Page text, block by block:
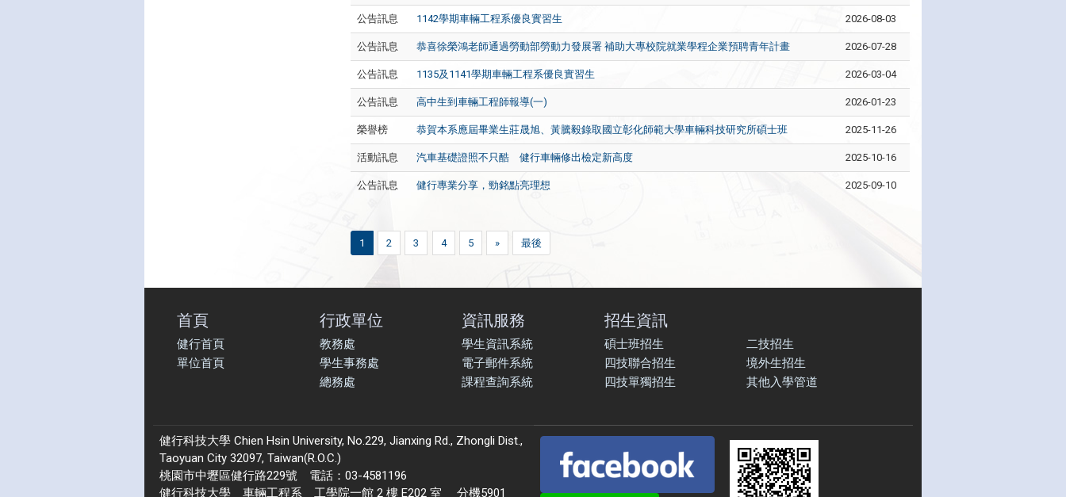
公告訊息 1142學期車輛工程系優良實習生 2026-08-03
公告訊息 恭喜徐榮鴻老師通過勞動部勞動力發展署 補助大專校院就業學程企業預聘青年計畫 2026-07-28
公告訊息 1135及1141學期車輛工程系優良實習生 2026-03-04
公告訊息 高中生到車輛工程師報導(一) 2026-01-23
榮譽榜 恭賀本系應屆畢業生莊晟旭、黃騰毅錄取國立彰化師範大學車輛科技研究所碩士班 2025-11-26
活動訊息 汽車基礎證照不只酷 健行車輛修出檢定新高度 2025-10-16
公告訊息 健行專業分享，勁銘點亮理想 2025-09-10
1 2 3 4 5 » 最後
首頁
健行首頁
單位首頁
行政單位
教務處
學生事務處
總務處
資訊服務
學生資訊系統
電子郵件系統
課程查詢系統
招生資訊
碩士班招生
四技聯合招生
四技單獨招生
二技招生
境外生招生
其他入學管道
健行科技大學 Chien Hsin University, No.229, Jianxing Rd., Zhongli Dist.,
Taoyuan City 32097, Taiwan(R.O.C.)
桃園市中壢區健行路229號 電話：03-4581196
健行科技大學 車輛工程系 工學院一館 2 樓 E202 室 分機5901